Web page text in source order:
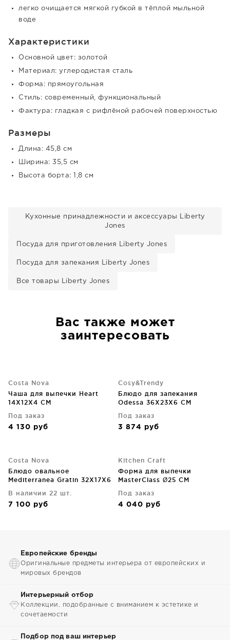
легко очищается мягкой губкой в тёплой мыльной
воде
Характеристики
Основной цвет: золотой
Материал: углеродистая сталь
Форма: прямоугольная
Стиль: современный, функциональный
Фактура: гладкая с рифлёной рабочей поверхностью
Размеры
Длина: 45,8 см
Ширина: 35,5 см
Высота борта: 1,8 см
Кухонные принадлежности и аксессуары Liberty
Jones
Посуда для приготовления Liberty Jones
Посуда для запекания Liberty Jones
Все товары Liberty Jones
Вас также может
заинтересовать
Costa Nova
Чаша для выпечки Heart
14X12X4 CM
Под заказ
4 130 руб
Cosy&Trendy
Блюдо для запекания
Odessa 36X23X6 CM
Под заказ
3 874 руб
Costa Nova
Блюдо овальное
Mediterranea Gratin 32X17X6
В наличии 22 шт.
7 100 руб
Kitchen Craft
Форма для выпечки
MasterClass Ø25 CM
Под заказ
4 040 руб
Европейские бренды
Оригинальные предметы интерьера от европейских и
мировых брендов
Интерьерный отбор
Коллекции, подобранные с вниманием к эстетике и
сочетаемости
Подбор под ваш интерьер